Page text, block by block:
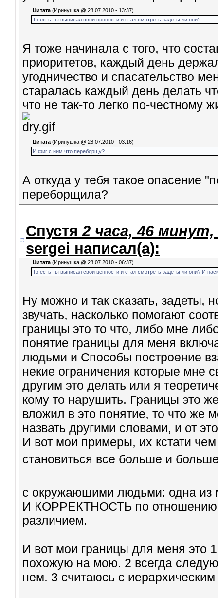
Цитата(Иринушка @ 28.07.2010 - 13:37)
То есть ты выписал свои ценности и стал смотреть задеты ли они?
Я тоже начинала с того, что
приоритетов, каждый день
угодничество и спасательство
старалась каждый день делать
что не так-то легко по-честному
Цитата(Иринушка @ 28.07.2010 - 03:16)
И фиг с ним что переборщу?
А откуда у тебя такое опасение
переборщила?
Спустя2 часа, 46 минут,
sergei написал(а):
Цитата(Иринушка @ 28.07.2010 - 06:37)
То есть ты выписал свои ценности и стал смотреть задеты ли они? И
Ну можно и так сказать, задеты,
звучать, насколько помогают
границы это то что, либо мне
понятие границы для меня
людьми и Способы построение
некие ограничения которые мне
другим это делать или я
кому то нарушить. Границы это
вложил в это понятие, то что же
назвать другими словами, и от
И вот мои примеры, их кстати
становиться все больше и
с окружающими людьми: одна
И КОРРЕКТНОСТЬ по отношению
различием.
И вот мои границы для меня это
похожую на мою. 2 всегда
нем. 3 считаюсь с